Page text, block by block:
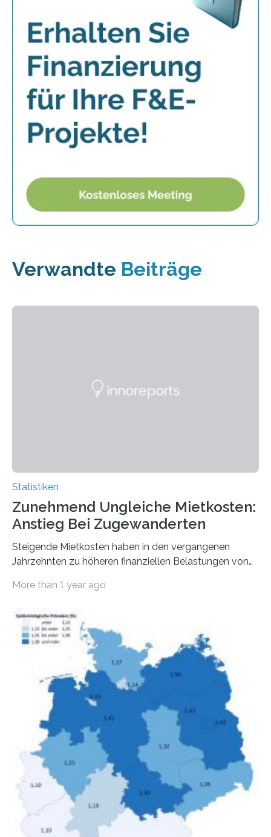
Verwandte Beiträge
Statistiken
Zunehmend Ungleiche Mietkosten:
Anstieg Bei Zugewanderten
Steigende Mietkosten haben in den vergangenen
Jahrzehnten zu höheren finanziellen Belastungen von
Bundesinstitut für Bevölkerungsforschung (BiB)
gesamten Einkommen zwischen 1990 und 2020 für
unterschiedliche Einkommensgruppen sowie für in
Deutschland geborene Menschen und Zugewanderte
verändert hat. Das Ergebnis: Während Personen mit
hohen Einkommen (oberstes Quintil der Verteilung der
Nettoäquivalenzeinkommen) nur einen moderaten
Anstieg des Mietanteils am Gesamteinkommen
hinnehmen mussten, nahm die Belastung bei
Menschen mit…
More than 1 year ago